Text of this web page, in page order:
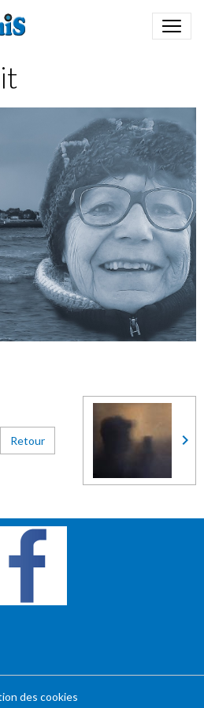
Retour
des cookies